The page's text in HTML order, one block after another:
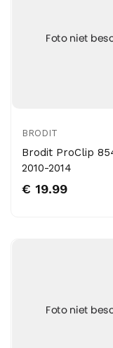
BRODIT
Brodit ProClip
2010-2014
€ 19.99